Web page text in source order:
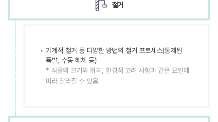
철거
기계적 철거 등 다양한 방법의 철거 프로세스(통제된
폭발, 수동 해체 등)
* 식물의 크기와 위치, 환경적 고려 사항과 같은 요인에
따라 달라질 수 있음